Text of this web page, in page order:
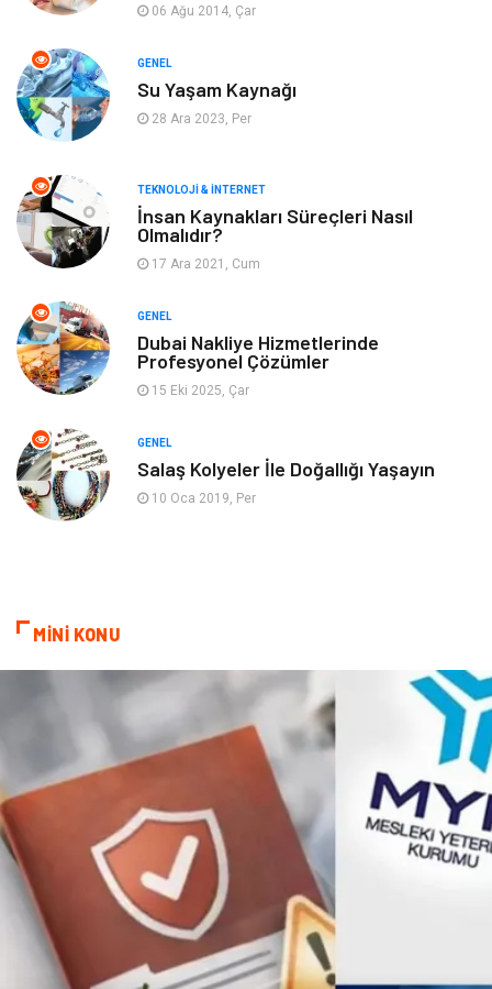
Yeme & İçme
Keyif & Hobi Organizasyon
Gayrimenkul Spor
Finans& Ekonomi Anne & Çocuk
Genel Kültür
Ev İşleri
Mobilya
Astroloji
Yazı Tahtaları
Pet Malzemeleri
06 Ağu 2014, Çar
GENEL
Su Yaşam Kaynağı
28 Ara 2023, Per
TEKNOLOJI & İNTERNET
İnsan Kaynakları Süreçleri Nasıl
Olmalıdır?
17 Ara 2021, Cum
GENEL
Dubai Nakliye Hizmetlerinde
Profesyonel Çözümler
15 Eki 2025, Çar
GENEL
Salaş Kolyeler İle Doğallığı Yaşayın
10 Oca 2019, Per
MİNİ KONU